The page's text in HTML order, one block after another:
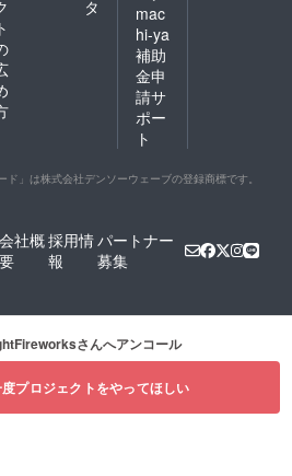
ト
タ
mac
hi-ya
補助
金申
請サ
ポー
ト
ド」は株式会社デンソーウェーブの登録商標です。
会社概
要
採用情
報
パートナー
募集
さんへアンコール
プロジェクトをやってほしい